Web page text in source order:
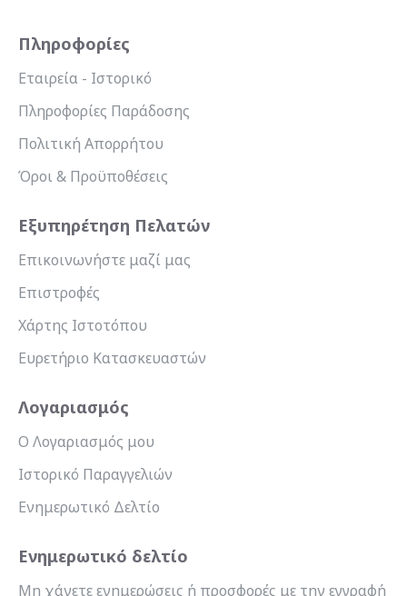
Πληροφορίες
Εταιρεία - Ιστορικό
Πληροφορίες Παράδοσης
Πολιτική Απορρήτου
Όροι & Προϋποθέσεις
Εξυπηρέτηση Πελατών
Επικοινωνήστε μαζί μας
Επιστροφές
Χάρτης Ιστοτόπου
Ευρετήριο Κατασκευαστών
Λογαριασμός
Ο Λογαριασμός μου
Ιστορικό Παραγγελιών
Ενημερωτικό Δελτίο
Ενημερωτικό δελτίο
Μη χάνετε ενημερώσεις ή προσφορές με την εγγραφή